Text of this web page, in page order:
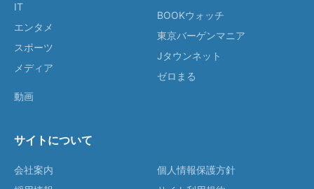
IT
エンタメ
スポーツ
メディア
動画
BOOKウォッチ
東京バーゲンマニア
Jタウンネット
ゼロまる
サイトについて
会社案内
個人情報保護方針